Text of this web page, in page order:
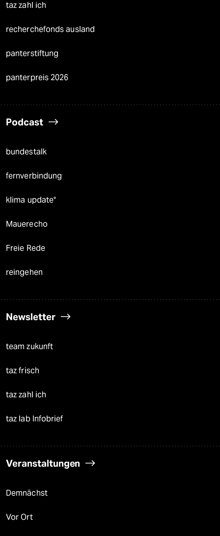
taz zahl ich
recherchefonds ausland
panterstiftung
panterpreis 2026
Podcast
bundestalk
fernverbindung
klima update°
Mauerecho
Freie Rede
reingehen
Newsletter
team zukunft
taz frisch
taz zahl ich
taz lab Infobrief
Veranstaltungen
Demnächst
Vor Ort